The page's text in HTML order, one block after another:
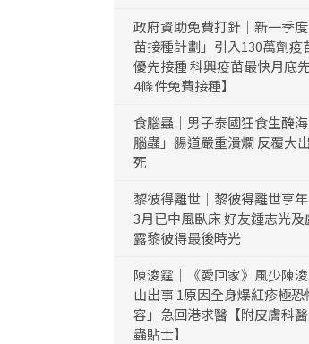
政府資助免費打針｜新一季
苗接種計劃」引入130萬劑疫
優先接種 科興疫苗最快月底
4條件免費接種】
食腦蟲｜男子泰國狂食生醃
腦蟲」腸道嚴重潰爛 反覆大
死
黎彼得離世｜黎彼得離世享
3月已中風臥床 好友鍾志光
露黎彼得最後時光
陳浚霆｜《愛回家》風少陳
山出事 1原因全身爆紅疹極恐
容」急回港求醫【附皮膚科
蟲貼士】